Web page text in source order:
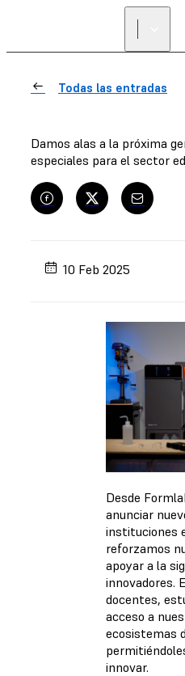
Todas las entradas
Damos alas a la próxima
especiales para el sector
10 Feb 2025
Desde
anunciar
instituciones
reforzamos
apoyar a la
innovadores.
docentes,
acceso a
ecosistemas
innovar.